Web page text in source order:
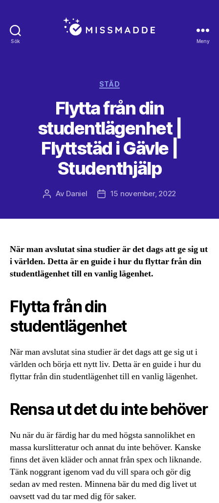
Sök Meny
Kategorier
STÄD
Flytta från din
studentlägenhet |
Flyttstäd i Gävle |
Studenthjälp
Inläggsförfattare
Av Daniel Inläggsdatum
15 november, 2022
När man avslutat sina studier är det dags att ge sig ut
i världen. Detta är en guide i hur du flyttar från din
studentlägenhet till en vanlig lägenhet.
Flytta från din
studentlägenhet
När man avslutat sina studier är det dags att ge sig ut i
världen och börja ett nytt liv. Detta är en guide i hur du
flyttar från din studentlägenhet till en vanlig lägenhet.
Rensa ut det du inte behöver
Nu när du är färdig har du med högsta sannolikhet en
massa kurslitteratur och annat du inte behöver. Kanske
finns det även kläder och annat från spex och liknande.
Tänk noggrant igenom vad du vill spara och gör dig
sedan av med resten. Minnena bär du med dig livet ut
oavsett vad du tar med dig för saker.